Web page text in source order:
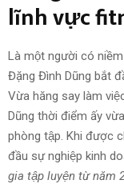
lĩnh vực
Là một người có
Đặng Đình Dũng bắt
Vừa hăng say làm
Dũng thời điểm ấy
phòng tập. Khi được
đầu sự nghiệp kinh
gia tập luyện từ năm